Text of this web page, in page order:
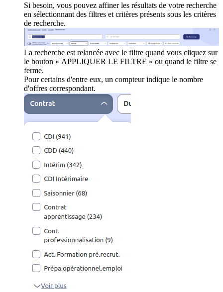
Si besoin, vous pouvez affiner les résultats de votre recherche
en sélectionnant des filtres et critères présents sous les critères
de recherche.
La recherche est relancée avec le filtre quand vous cliquez sur
le bouton « APPLIQUER LE FILTRE » ou quand le filtre se
ferme.
Pour certains d'entre eux, un compteur indique le nombre
d'offres correspondant.